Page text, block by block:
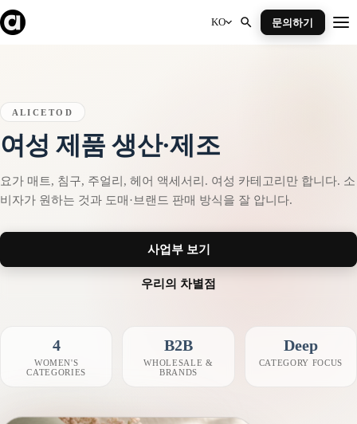
to
content
KO 문의하기
ALICETOD
여성 제품 생산·제조
요가 매트, 침구, 주얼리, 헤어 액세서리. 여성 카테고리만 합니다. 소
비자가 원하는 것과 도매·브랜드 판매 방식을 잘 압니다.
사업부 보기
우리의 차별점
4
WOMEN'S
CATEGORIES
B2B
WHOLESALE &
BRANDS
Deep
CATEGORY FOCUS